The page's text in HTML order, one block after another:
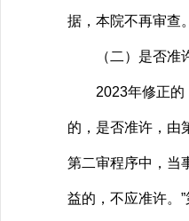
据，本院不再审查
（二）是否准许
2023年修正的《
的，是否准许，由
第二审程序中，当
益的，不应准许。